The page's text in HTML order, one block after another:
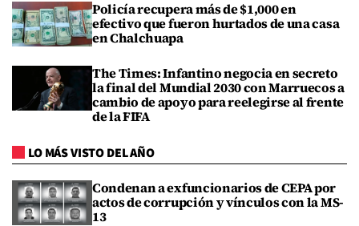
Policía recupera más de $1,000 en
efectivo que fueron hurtados de una casa
en Chalchuapa
The Times: Infantino negocia en secreto
la final del Mundial 2030 con Marruecos a
cambio de apoyo para reelegirse al frente
de la FIFA
LO MÁS VISTO DEL AÑO
Condenan a exfuncionarios de CEPA por
actos de corrupción y vínculos con la MS-
13